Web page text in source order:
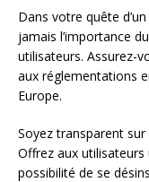
Dans votre quête
jamais l’importance
utilisateurs. Assurez-
aux réglementations
Europe.
Soyez transparent
Offrez aux
possibilité de se